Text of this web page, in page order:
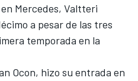
Mercedes, Valtteri
a pesar de las tres
temporada en la
Ocon, hizo su entrada en